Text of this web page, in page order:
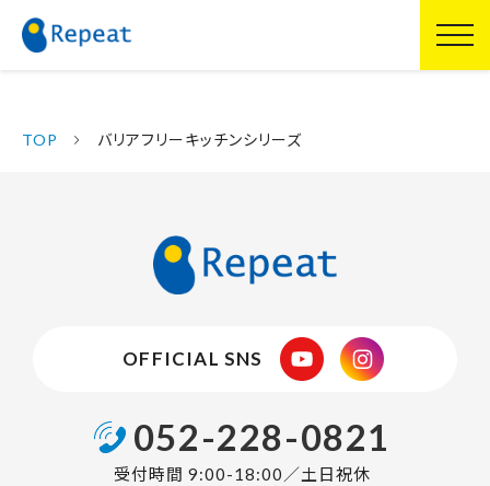
TOP バリアフリーキッチンシリーズ
OFFICIAL SNS
052-228-0821
受付時間 9:00-18:00／土日祝休